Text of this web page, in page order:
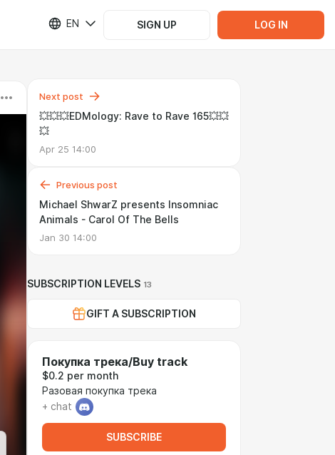
EN SIGN UP LOG IN
Next post
💥💥💥EDMology: Rave to Rave 165💥💥
💥
Apr 25 14:00
Previous post
Michael ShwarZ presents Insomniac
Animals - Carol Of The Bells
Jan 30 14:00
SUBSCRIPTION LEVELS 13
GIFT A SUBSCRIPTION
Покупка трека/Buy track
$0.2 per month
Разовая покупка трека
+ chat
SUBSCRIBE